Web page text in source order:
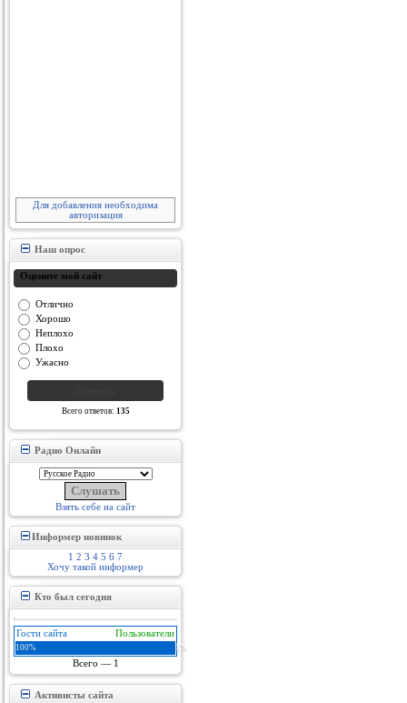
Для добавления необходима
авторизация
Наш опрос
Оцените мой сайт
Отлично
Хорошо
Неплохо
Плохо
Ужасно
Всего ответов: 135
Радио Онлайн
Взять себе на сайт
Информер новинок
1 2 3 4 5 6 7
Хочу такой информер
Кто был сегодня
Пользователи
Гости сайта
100% 0%
Всего — 1
Активисты сайта